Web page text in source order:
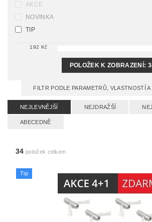
AKCE
NOVINKA
TIP
192 Kč
POLOŽEK K ZOBRAZENÍ:
FILTR PODLE PARAMETRŮ, VLASTNOSTÍ A
NEJLEVNĚJŠÍ NEJDRAŽŠÍ
ABECEDNĚ
34 položek celkem
Tip